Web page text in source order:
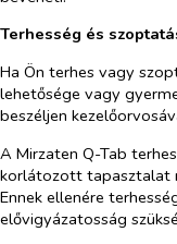
Terhesség és
Ha Ön terhes vagy
lehetősége vagy
beszéljen
A Mirzaten Q-Tab
korlátozott tapasztalat
Ennek ellenére
elővigyázatosság